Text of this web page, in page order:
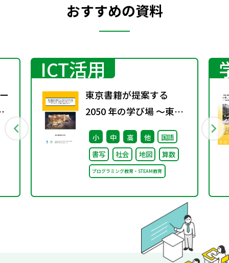
おすすめの資料
ICT活用
東京書籍が提案する
2050 年の学び場 ～東京
書籍は大阪・関西万博
「大阪ヘルスケア パビリ
オン」に出展・協賛しま
す～
小 中 高 他
国語
書写
社会 地図 算数
プログラミング教育・STEAM教育